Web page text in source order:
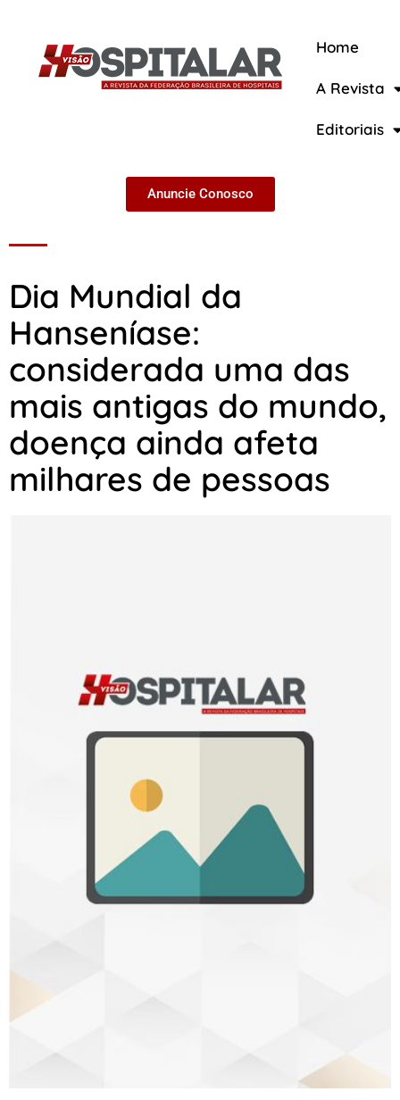
Home
A Revista
Editoriais
Anuncie Conosco
Dia Mundial da
Hanseníase:
considerada uma das
mais antigas do mundo,
doença ainda afeta
milhares de pessoas